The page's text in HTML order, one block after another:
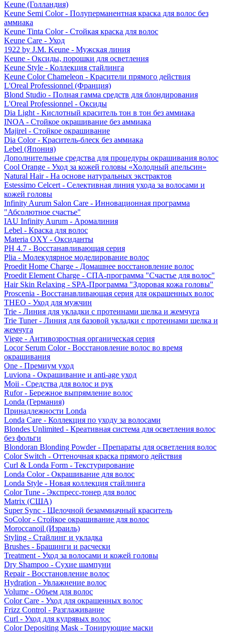
Keune (Голландия)
Keune Semi Color - Полуперманентная краска для волос без
аммиака
Keune Tinta Color - Стойкая краска для волос
Keune Care - Уход
1922 by J.M. Keune - Мужская линия
Keune - Оксиды, порошки для осветления
Keune Style - Коллекция стайлинга
Keune Color Chameleon - Красители прямого действия
L'Oreal Professionnel (Франция)
Blond Studio - Полная гамма средств для блондирования
L'Oreal Professionnel - Оксиды
Dia Light - Кислотный краситель тон в тон без аммиака
INOA - Стойкое окрашивание без аммиака
Majirel - Стойкое окрашивание
Dia Color - Краситель-блеск без аммиака
Lebel (Япония)
Дополнительные средства для процедуры окрашивания волос
Cool Orange - Уход за кожей головы «Холодный апельсин»
Natural Hair - На основе натуральных экстрактов
Estessimo Celcert - Селективная линия ухода за волосами и
кожей головы
Infinity Aurum Salon Care - Инновационная программа
"Абсолютное счастье"
IAU Infinity Aurum - Аромалиния
Lebel - Краска для волос
Materia OXY - Оксиданты
PH 4.7 - Восстанавливающая серия
Plia - Молекулярное моделирование волос
Proedit Home Charge - Домашнее восстановление волос
Proedit Element Charge - СПА-программа "Счастье для волос"
Hair Skin Relaxing - SPA-Программа "Здоровая кожа головы"
Proscenia - Восстанавливающая серия для окрашенных волос
THEO - Уход для мужчин
Trie - Линия для укладки с протеинами шелка и жемчуга
Trie Tuner - Линия для базовой укладки с протеинами шелка и
жемчуга
Viege - Антивозростная органическая серия
Locor Serum Color - Восстановление волос во время
окрашивания
One - Премиум уход
Luviona - Окрашивание и anti-age уход
Moii - Средства для волос и рук
Rufor - Бережное выпрямление волос
Londa (Германия)
Принадлежности Londa
Londa Care - Коллекция по уходу за волосами
Blondes Unlimited - Креативная система для осветления волос
без фольги
Blondoran Blonding Powder - Препараты для осветления волос
Color Switch - Оттеночная краска прямого действия
Curl & Londa Form - Текстурирование
Londa Color - Окрашивание для волос
Londa Style - Новая коллекция стайлинга
Color Tune - Экспресс-тонер для волос
Matrix (США)
Super Sync - Щелочной безаммиачный краситель
SoColor - Стойкое окрашивание для волос
Moroccanoil (Израиль)
Styling - Стайлинг и укладка
Brushes - Брашинги и расчески
Treatment - Уход за волосами и кожей головы
Dry Shampoo - Сухие шампуни
Repair - Восстановление волос
Hydration - Увлажнение волос
Volume - Объем для волос
Color Care - Уход для окрашенных волос
Frizz Control - Разглаживание
Curl - Уход для кудрявых волос
Color Depositing Mask - Тонирующие маски